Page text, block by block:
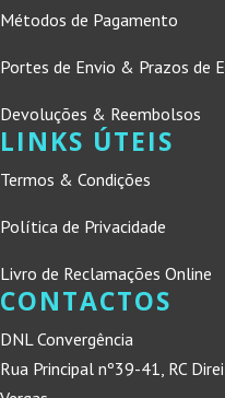
Métodos de Pagamento
Portes de Envio & Prazos de
Devoluções & Reembolsos
LINKS ÚTEIS
Termos & Condições
Política de Privacidade
Livro de Reclamações Online
CONTACTOS
DNL Convergência
Rua Principal nº39-41, RC